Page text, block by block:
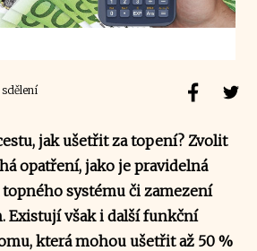
jak ušetřit za topení? Zvolit
opatření, jako je pravidelná
systému či zamezení
Existují však i další funkční
která mohou ušetřit až 50 %